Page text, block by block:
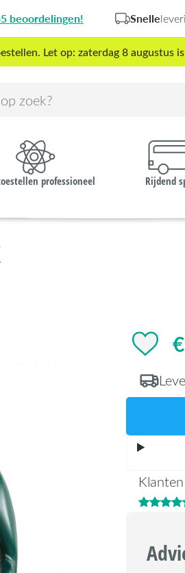
beoordelingen! Snelle
Let op: zaterdag 8 augustus
professioneel Rijdend